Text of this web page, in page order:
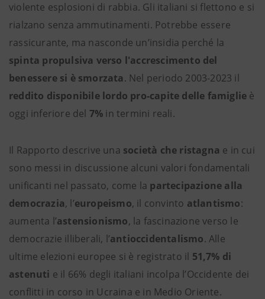
violente esplosioni di rabbia. Gli italiani si flettono e si
rialzano senza ammutinamenti. Potrebbe essere
rassicurante, ma nasconde un’insidia perché la
spinta propulsiva verso l'accrescimento del
benessere si è smorzata. Nel periodo 2003-2023 il
reddito disponibile lordo pro-capite delle famiglie è
oggi inferiore del 7% in termini reali.
Il Rapporto descrive una società che ristagna e in cui
sono messi in discussione alcuni valori fondamentali
unificanti nel passato, come la partecipazione alla
democrazia, l’europeismo, il convinto atlantismo:
aumenta l’astensionismo, la fascinazione verso le
democrazie illiberali, l’antioccidentalismo. Alle
ultime elezioni europee si è registrato il 51,7% di
astenuti e il 66% degli italiani incolpa l’Occidente dei
conflitti in corso in Ucraina e in Medio Oriente.